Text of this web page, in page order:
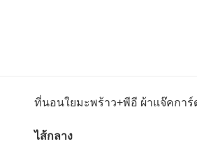
ที่นอนใยมะพร้าว+พีอี ผ้าแจ๊คการ์
ไส้กลาง